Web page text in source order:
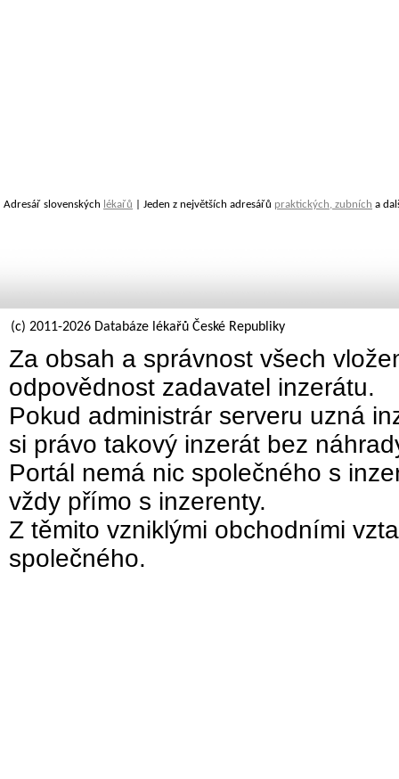
Adresář slovenských lékařů | Jeden z největších adresářů praktických, zubních a
(c) 2011-2026 Databáze lékařů České Republiky
Za obsah a správnost všech
odpovědnost zadavatel inzerátu.
Pokud administrár serveru uzná
si právo takový inzerát bez
Portál nemá nic společného s
vždy přímo s inzerenty.
Z těmito vzniklými obchodními
společného.